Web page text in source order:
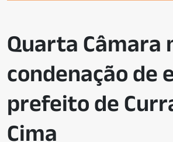
Quarta Câmara
condenação de
prefeito de
Cima